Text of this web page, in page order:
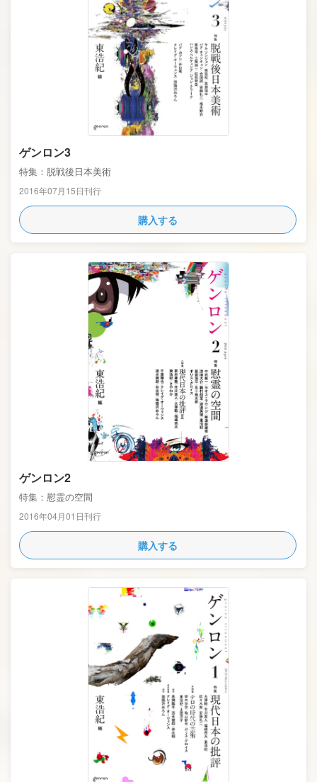
ゲンロン3
特集：脱戦後日本美術
2016年07月15日刊行
購入する
ゲンロン2
特集：慰霊の空間
2016年04月01日刊行
購入する